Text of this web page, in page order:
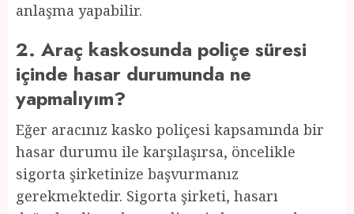
anlaşma yapabilir.
2. Araç kaskosunda poliçe süresi
içinde hasar durumunda ne
yapmalıyım?
Eğer aracınız kasko poliçesi kapsamında bir
hasar durumu ile karşılaşırsa, öncelikle
sigorta şirketinize başvurmanız
gerekmektedir. Sigorta şirketi, hasarı